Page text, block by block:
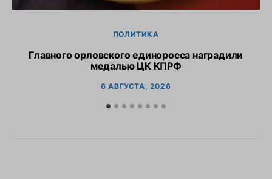
ПОЛИТИКА
Главного орловского единоросса наградили
медалью ЦК КПРФ
6 АВГУСТА, 2026